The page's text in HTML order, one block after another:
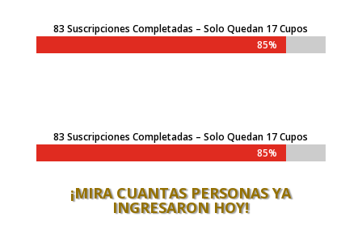
83 Suscripciones Completadas – Solo Quedan 17 Cupos
85%
83 Suscripciones Completadas – Solo Quedan 17 Cupos
85%
¡MIRA CUANTAS PERSONAS YA
INGRESARON HOY!